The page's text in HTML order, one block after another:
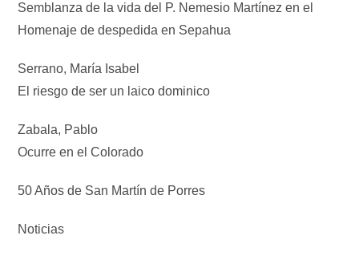
Semblanza de la vida del P. Nemesio Martínez en el
Homenaje de despedida en Sepahua
Serrano, María Isabel
El riesgo de ser un laico dominico
Zabala, Pablo
Ocurre en el Colorado
50 Años de San Martín de Porres
Noticias